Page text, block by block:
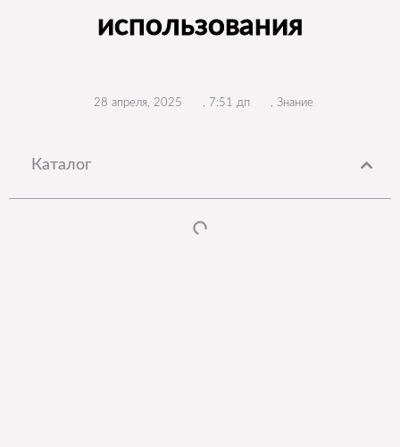
использования
28 апреля, 2025 , 7:51 дп , Знание
Каталог